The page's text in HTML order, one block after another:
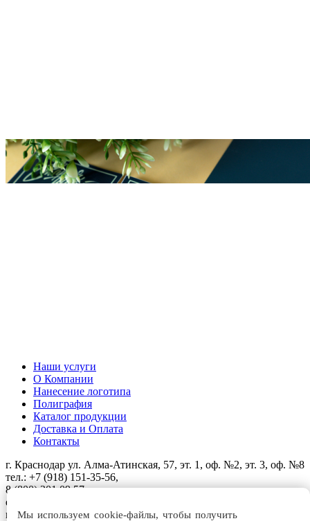
Наши услуги
О Компании
Нанесение логотипа
Полиграфия
Каталог продукции
Доставка и Оплата
Контакты
Мы используем cookie-файлы, чтобы получить
г. Краснодар ул. Алма-Атинская, 57, эт. 1, оф. №2, эт. 3, оф. №8
тел.: +7 (918) 151-35-56,
8 (800) 201 09 57
e-mail:
г. Краснодар ул. Алма-Атинская, 57, эт. 1, оф. №2, эт. 3, оф. №8